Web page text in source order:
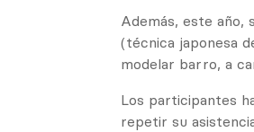
Además, este año,
(técnica japonesa
modelar barro, a
Los participantes
repetir su